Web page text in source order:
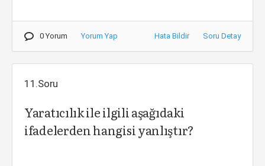
0 Yorum Yorum Yap Hata Bildir Soru Detay
11.Soru
Yaratıcılık ile ilgili aşağıdaki
ifadelerden hangisi yanlıştır?